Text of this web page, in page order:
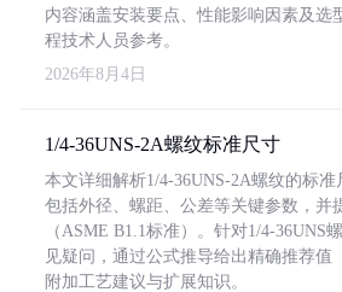
内容涵盖安装要点、性能影响因素及选
程技术人员参考。
2026年8月4日
1/4-36UNS-2A螺纹标准尺寸
本文详细解析1/4-36UNS-2A螺纹的标准
包括外径、螺距、公差等关键参数，并
（ASME B1.1标准）。针对1/4-36UNS
见疑问，通过公式推导给出精确推荐值
附加工艺建议与扩展知识。